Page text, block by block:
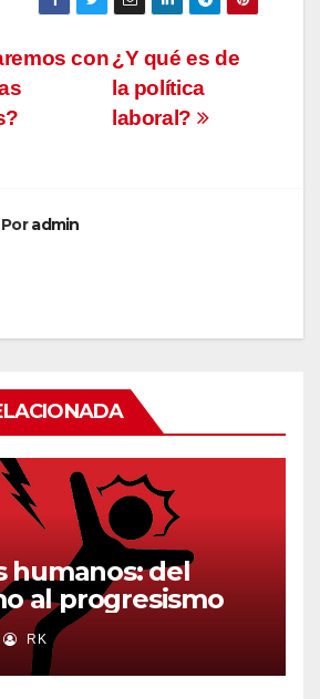
¿Y qué es de
la política
laboral?
con
Poradmin
humanos: del
al progresismo
RK